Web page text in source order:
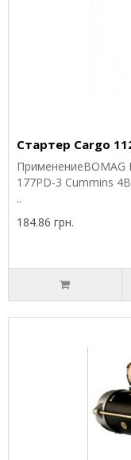
Стартер Cargo
ПрименениеBOMAG
177PD-3 Cummins
..
184.86 грн.